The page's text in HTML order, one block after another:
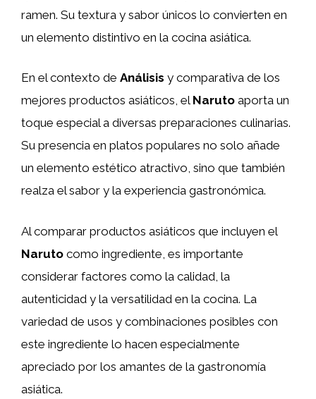
ramen. Su textura y sabor únicos lo convierten en
un elemento distintivo en la cocina asiática.
En el contexto de Análisis y comparativa de los
mejores productos asiáticos, el Naruto aporta un
toque especial a diversas preparaciones culinarias.
Su presencia en platos populares no solo añade
un elemento estético atractivo, sino que también
realza el sabor y la experiencia gastronómica.
Al comparar productos asiáticos que incluyen el
Naruto como ingrediente, es importante
considerar factores como la calidad, la
autenticidad y la versatilidad en la cocina. La
variedad de usos y combinaciones posibles con
este ingrediente lo hacen especialmente
apreciado por los amantes de la gastronomía
asiática.